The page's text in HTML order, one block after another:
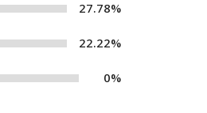
27.78%
22.22%
0%